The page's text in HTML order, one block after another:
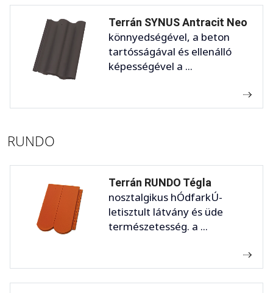
Terrán SYNUS Antracit Neo
könnyedségével, a beton
tartósságával és ellenálló
képességével a ...
RUNDO
Terrán RUNDO Tégla
nosztalgikus hÓdfarkÚ-
letisztult látvány és üde
természetesség. a ...